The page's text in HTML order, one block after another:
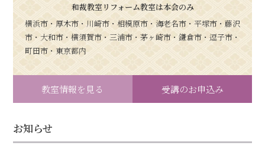
和裁教室リフォーム教室は本会のみ
横浜市・厚木市・川崎市・相模原市・海老名市・平塚市・藤沢
市・大和市・横須賀市・三浦市・茅ヶ崎市・鎌倉市・逗子市・
町田市・東京都内
教室情報を見る 受講のお申込み
お知らせ